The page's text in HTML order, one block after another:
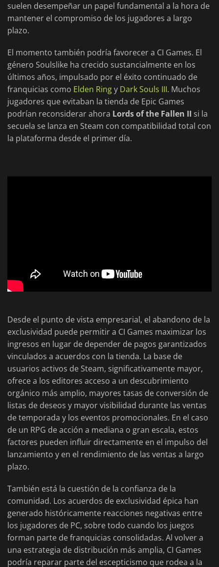
suelen desempeñar un papel fundamental a la hora de
mantener el compromiso de los jugadores a largo
plazo.
El momento también podría favorecer a CI Games. El
género Soulslike ha crecido sustancialmente en los
últimos años, impulsado por el éxito continuado de
franquicias como Elden Ringy Dark Souls III. Muchos
jugadores que evitaban la tienda de Epic Games
podrían reconsiderar ahora Lords of the Fallen II si la
secuela se lanza en Steam con compatibilidad total con
la plataforma desde el primer día.
Desde el punto de vista empresarial, el abandono de la
exclusividad puede permitir a CI Games maximizar los
ingresos en lugar de depender de pagos garantizados
vinculados a acuerdos con la tienda. La base de
usuarios activos de Steam, significativamente mayor,
ofrece a los editores acceso a un descubrimiento
orgánico más amplio, mayores tasas de conversión de
listas de deseos y mayor visibilidad durante las ventas
de temporada y los eventos promocionales. En el caso
de un RPG de acción a mediana o gran escala, estos
factores pueden influir directamente en el impulso del
lanzamiento y en el rendimiento de las ventas a largo
plazo.
También está la cuestión de la confianza de la
comunidad. Los acuerdos de exclusividad épica han
generado históricamente reacciones negativas entre
los jugadores de PC, sobre todo cuando los juegos
forman parte de franquicias consolidadas. Al volver a
una estrategia de distribución más amplia, CI Games
podría reparar parte del escepticismo que rodea a la